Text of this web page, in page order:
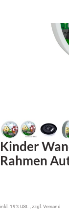
Kinder
Rahmen
inkl. 19% USt. , zzgl. Versand